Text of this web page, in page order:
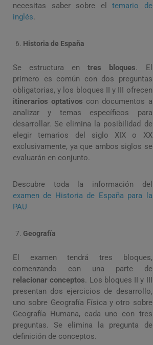
necesitas saber sobre eltemario de
inglés.
Historia de España
Se estructura entres bloques. El
primero es común con dos preguntas
obligatorias, y los bloques II y III ofrecen
itinerarios optativos con documentos a
analizar y temas específicos para
desarrollar. Se elimina la posibilidad de
elegir temarios del siglo XIX o XX
exclusivamente, ya que ambos siglos se
evaluarán en conjunto.
Descubre toda la información del
examen de Historia de España para la
PAU
Geografía
El examen tendrá tres bloques,
comenzando con una parte de
relacionar conceptos. Los bloques II y III
presentan dos ejercicios de desarrollo,
uno sobre Geografía Física y otro sobre
Geografía Humana, cada uno con tres
preguntas. Se elimina la pregunta de
definición de conceptos.